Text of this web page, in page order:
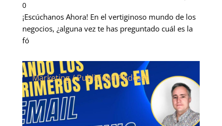
0
¡Escúchanos Ahora! En el vertiginoso mundo de los
negocios, ¿alguna vez te has preguntado cuál es la
fó
Marketing / PublicidadPodcast